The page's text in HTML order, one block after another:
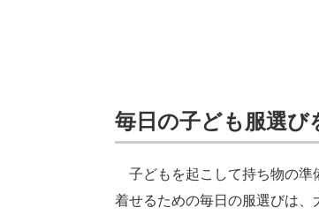
毎日の子ども服選び
子どもを起こして持ち物の準
着せるための毎日の服選びは